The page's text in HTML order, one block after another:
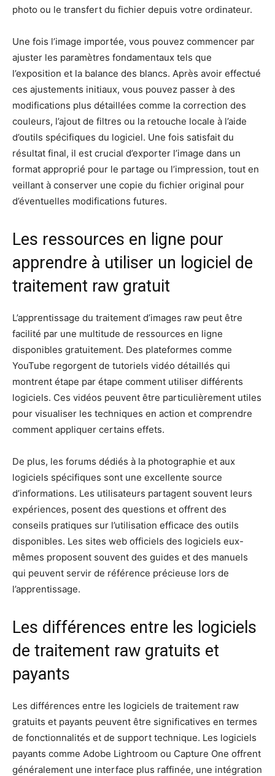
photo ou le transfert du fichier depuis votre ordinateur.
Une fois l’image importée, vous pouvez commencer par
ajuster les paramètres fondamentaux tels que
l’exposition et la balance des blancs. Après avoir effectué
ces ajustements initiaux, vous pouvez passer à des
modifications plus détaillées comme la correction des
couleurs, l’ajout de filtres ou la retouche locale à l’aide
d’outils spécifiques du logiciel. Une fois satisfait du
résultat final, il est crucial d’exporter l’image dans un
format approprié pour le partage ou l’impression, tout en
veillant à conserver une copie du fichier original pour
d’éventuelles modifications futures.
Les ressources en ligne pour
apprendre à utiliser un logiciel de
traitement raw gratuit
L’apprentissage du traitement d’images raw peut être
facilité par une multitude de ressources en ligne
disponibles gratuitement. Des plateformes comme
YouTube regorgent de tutoriels vidéo détaillés qui
montrent étape par étape comment utiliser différents
logiciels. Ces vidéos peuvent être particulièrement utiles
pour visualiser les techniques en action et comprendre
comment appliquer certains effets.
De plus, les forums dédiés à la photographie et aux
logiciels spécifiques sont une excellente source
d’informations. Les utilisateurs partagent souvent leurs
expériences, posent des questions et offrent des
conseils pratiques sur l’utilisation efficace des outils
disponibles. Les sites web officiels des logiciels eux-
mêmes proposent souvent des guides et des manuels
qui peuvent servir de référence précieuse lors de
l’apprentissage.
Les différences entre les logiciels
de traitement raw gratuits et
payants
Les différences entre les logiciels de traitement raw
gratuits et payants peuvent être significatives en termes
de fonctionnalités et de support technique. Les logiciels
payants comme Adobe Lightroom ou Capture One offrent
généralement une interface plus raffinée, une intégration